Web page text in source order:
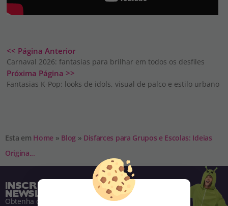
<< Página Anterior
Carnaval 2026: fantasias para brilhar em todos os desfiles
Próxima Página >>
Fantasias K-Pop: looks de idols, visual de palco e estilo urbano
Esta em Home » Blog » Disfarces para Grupos e Escolas: Ideias
Origina...
INSCREVA-SE NA NOSSA
NEWSLETTER
Obtenha descontos e saiba de tudo antes de